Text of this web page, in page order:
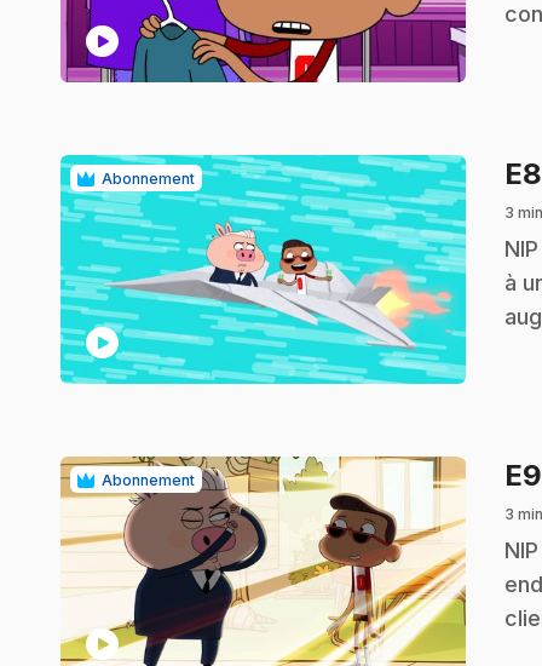
play_circle
Abonnement
play_circle
E8
3 min
.
à
Abonnement
play_circle
E9
3 min
.